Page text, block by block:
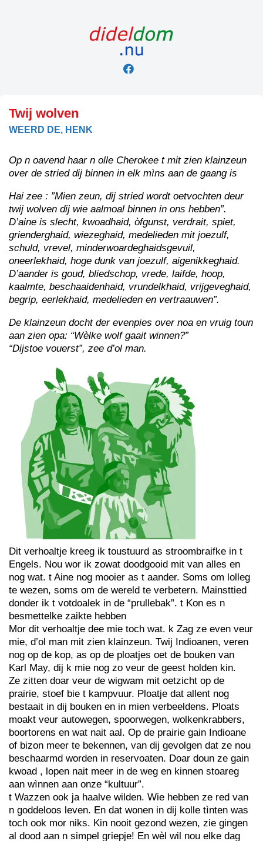
Twij wolven
WEERD DE, HENK
Op n oavend haar n olle Cherokee t mit zien klainzeun
over de stried dij binnen in elk mìns aan de gaang is
Hai zee : ”Mien zeun, dij stried wordt oetvochten deur
twij wolven dij wie aalmoal binnen in ons hebben”.
D’aine is slecht, kwoadhaid, òfgunst, verdrait, spiet,
grienderghaid, wiezeghaid, medelieden mit joezulf,
schuld, vrevel, minderwoardeghaidsgevuil,
oneerlekhaid, hoge dunk van joezulf, aigenikkeghaid.
D’aander is goud, bliedschop, vrede, laifde, hoop,
kaalmte, beschaaidenhaid, vrundelkhaid, vrijgeveghaid,
begrip, eerlekhaid, medelieden en vertraauwen”.
De klainzeun docht der evenpies over noa en vruig toun
aan zien opa: “Wèlke wolf gaait winnen?”
“Dijstoe vouerst”, zee d’ol man.
Dit verhoaltje kreeg ik toustuurd as stroombraifke in t
Engels. Nou wor ik zowat doodgooid mit van alles en
nog wat. t Aine nog mooier as t aander. Soms om lolleg
te wezen, soms om de wereld te verbetern. Mainsttied
donder ik t votdoalek in de “prullebak”. t Kon es n
besmettelke zaikte hebben
Mor dit verhoaltje dee mie toch wat. k Zag ze even veur
mie, d’ol man mit zien klainzeun. Twij Indioanen, veren
nog op de kop, as op de ploatjes oet de bouken van
Karl May, dij k mie nog zo veur de geest holden kin.
Ze zitten doar veur de wigwam mit oetzicht op de
prairie, stoef bie t kampvuur. Ploatje dat allent nog
bestaait in dij bouken en in mien verbeeldens. Ploats
moakt veur autowegen, spoorwegen, wolkenkrabbers,
boortorens en wat nait aal. Op de prairie gain Indioane
of bizon meer te bekennen, van dij gevolgen dat ze nou
beschaarmd worden in reservoaten. Doar doun ze gain
kwoad , lopen nait meer in de weg en kinnen stoareg
aan wìnnen aan onze “kultuur”.
t Wazzen ook ja haalve wilden. Wie hebben ze red van
n goddeloos leven. En dat wonen in dij kolle tìnten was
toch ook mor niks. Kin nooit gezond wezen, zie gingen
al dood aan n simpel griepje! En wèl wil nou elke dag